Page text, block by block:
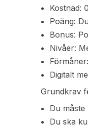
Kostnad:
Poäng:
Bonus:
Nivåer:
Digitalt
Grundkrav
Du måste
Du ska